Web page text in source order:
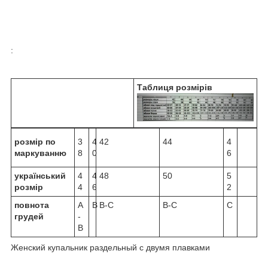
:
Таблиця розмірів
розмір по
маркуванню
3
8
4
0
42 44
4
6
український
розмір
4
4
4
6
48 50
5
2
повнота
грудей
А
-
В
B B-C B-C C
Женский купальник раздельный с двумя плавками